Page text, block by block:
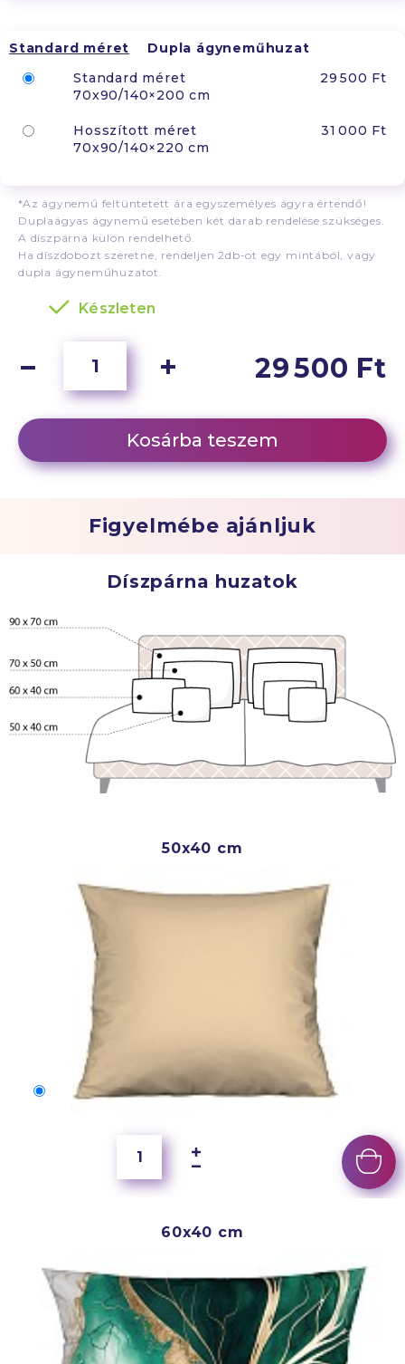
Standard méret
Dupla ágyneműhuzat
Standard méret
70x90/140×200 cm
29 500 Ft
Hosszított méret
70x90/140×220 cm
31 000 Ft
*Az ágynemű feltüntetett ára egyszemélyes ágyra értendő!
Duplaágyas ágynemű esetében két darab rendelése szükséges.
A díszpárna külön rendelhető.
Ha díszdobozt szeretne, rendeljen 2db-ot egy mintából, vagy
dupla ágyneműhuzatot.
Készleten
29 500 Ft
Kosárba teszem
Figyelmébe ajánljuk
Díszpárna huzatok
50x40 cm
50x40 cm
60x40 cm